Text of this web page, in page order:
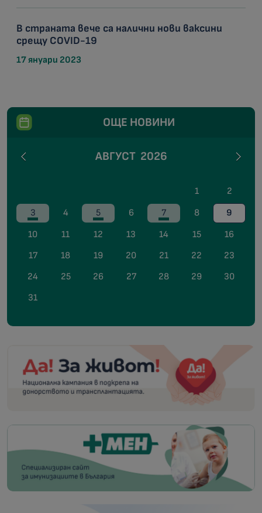
В страната вече са налични нови ваксини
срещу COVID-19
17 януари 2023
ОЩЕ НОВИНИ
АВГУСТ 2026
1
2
3
4 5 6 7 8
9
10
11 12 13 14 15
16
17
18 19 20 21 22
23
24
25 26 27 28 29
30
31